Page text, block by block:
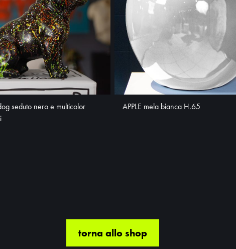
seduto nero e multicolor
APPLE mela bianca H.65
torna allo shop